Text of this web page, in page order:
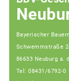
Bayerischer
Schwemmstraße
86633 Neuburg a.
Tel: 08431/6792-0